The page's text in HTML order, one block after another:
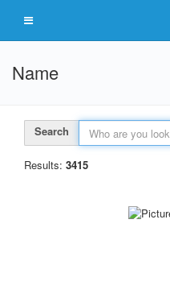
Name
Search
Results: 3415